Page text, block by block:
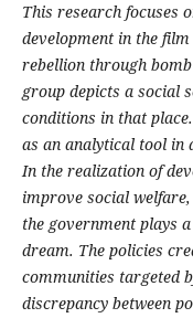
This research focuses
development in the
rebellion through
group depicts a social
conditions in that
as an analytical tool in
In the realization of
improve social
the government plays
dream. The policies
communities targeted
discrepancy between